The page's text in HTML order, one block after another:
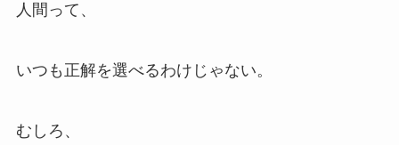
人間って、
いつも正解を選べるわけじゃない。
むしろ、